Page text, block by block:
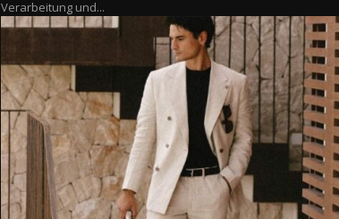
Verarbeitung und...